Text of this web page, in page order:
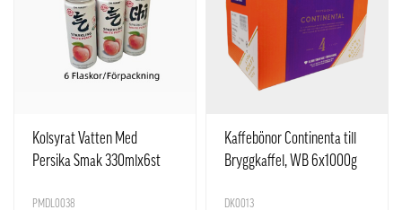
Kolsyrat Vatten Med
Persika Smak 330mlx6st
PMDL0038
Kaffebönor Continenta till
Bryggkaffel, WB 6x1000g
DK0013